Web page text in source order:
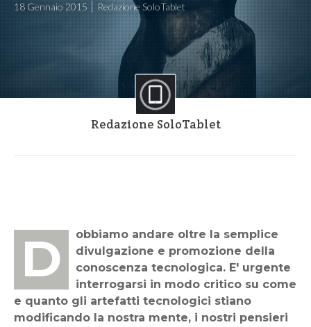
18 Gennaio 2015 Redazione SoloTablet
Redazione SoloTablet
Dobbiamo andare oltre la semplice
divulgazione e promozione della
conoscenza tecnologica. E' urgente
interrogarsi in modo critico su come
e quanto gli artefatti tecnologici stiano
modificando la nostra mente, i nostri pensieri